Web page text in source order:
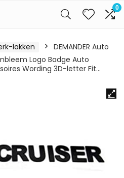
0
lakken
DEMANDER Auto
Logo Badge Auto
Wording 3D-letter Fit…